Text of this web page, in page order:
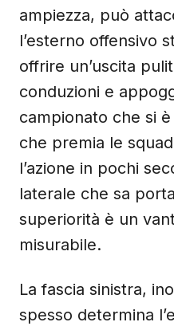
ampiezza, può
l’esterno offensivo
offrire un’uscita
conduzioni e
campionato che si
che premia le
l’azione in pochi
laterale che sa
superiorità è un
misurabile.
La fascia sinistra,
spesso determina